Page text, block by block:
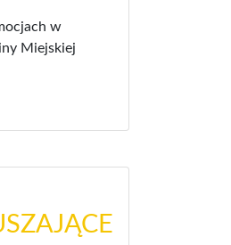
w
Miejskiej